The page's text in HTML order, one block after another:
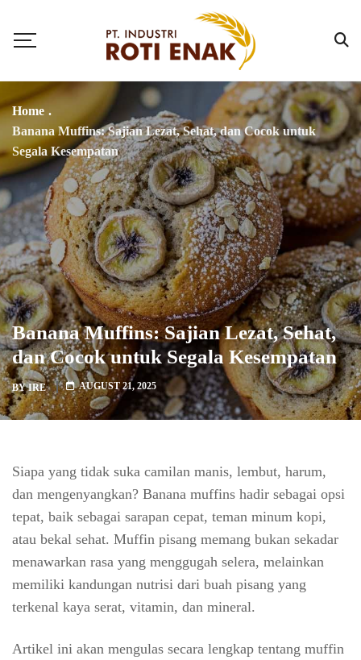
Home .
Banana Muffins: Sajian Lezat, Sehat, dan Cocok untuk
Segala Kesempatan
Banana Muffins: Sajian Lezat, Sehat,
dan Cocok untuk Segala Kesempatan
BYIRE AUGUST 21, 2025
Siapa yang tidak suka camilan manis, lembut, harum,
dan mengenyangkan? Banana muffins hadir sebagai opsi
tepat, baik sebagai sarapan cepat, teman minum kopi,
atau bekal sehat. Muffin pisang memang bukan sekadar
menawarkan rasa yang menggugah selera, melainkan
memiliki kandungan nutrisi dari buah pisang yang
terkenal kaya serat, vitamin, dan mineral.
Artikel ini akan mengulas secara lengkap tentang muffin